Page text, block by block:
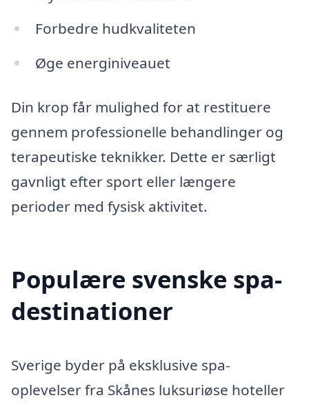
Forbedre hudkvaliteten
Øge energiniveauet
Din krop får mulighed for at restituere
gennem professionelle behandlinger og
terapeutiske teknikker. Dette er særligt
gavnligt efter sport eller længere
perioder med fysisk aktivitet.
Populære svenske spa-
destinationer
Sverige byder på eksklusive spa-
oplevelser fra Skånes luksuriøse hoteller